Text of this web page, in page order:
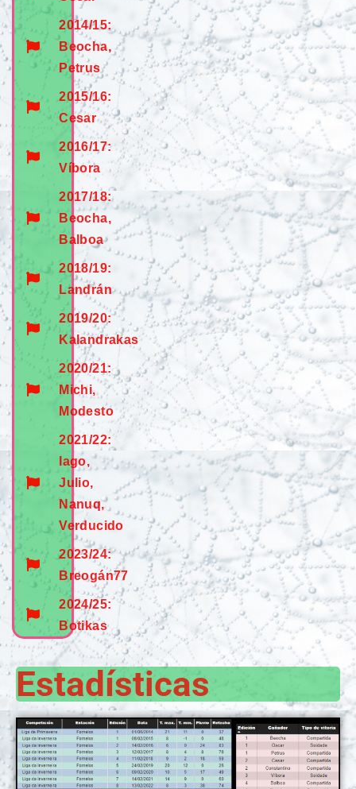
2014/15:
Beocha,
Petrus
2015/16:
Cesar
2016/17:
Víbora
2017/18:
Beocha,
Balboa
2018/19:
Landrán
2019/20:
Kalandrakas
2020/21:
Michi,
Modesto
2021/22:
Iago,
Julio,
Nanuq,
Verducido
2023/24:
Breogán77
2024/25:
Botikas
Estadísticas